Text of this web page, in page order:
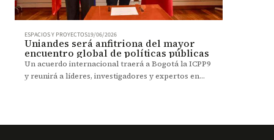
ESPACIOS Y PROYECTOS19/06/2026
Uniandes será anfitriona del mayor
encuentro global de políticas públicas
Un acuerdo internacional traerá a Bogotá la ICPP9
y reunirá a líderes, investigadores y expertos en